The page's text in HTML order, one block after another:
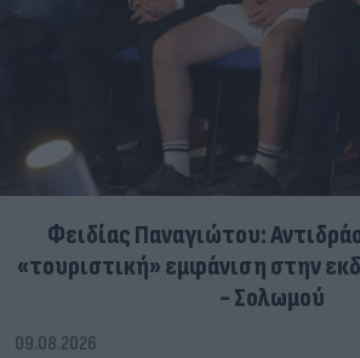
Φειδίας Παναγιώτου:
«τουριστική» εμφάνιση στην
- Σολωμού
09.08.2026